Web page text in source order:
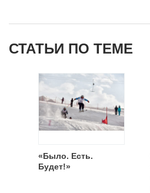
СТАТЬИ ПО ТЕМЕ
«Было. Есть.
Будет!»